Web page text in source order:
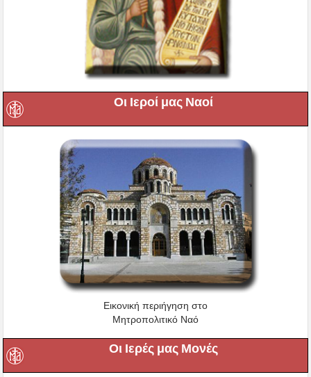
Οι Ιεροί μας Ναοί
Εικονική περιήγηση στο
Μητροπολιτικό Ναό
Οι Ιερές μας Μονές